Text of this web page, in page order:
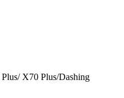
X70 Plus/Dashing